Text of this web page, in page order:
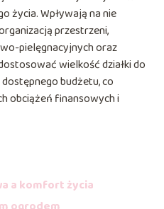
życia. Wpływają na nie
przestrzeni,
pielęgnacyjnych oraz
wielkość działki do
budżetu, co
obciążeń finansowych i
a komfort życia